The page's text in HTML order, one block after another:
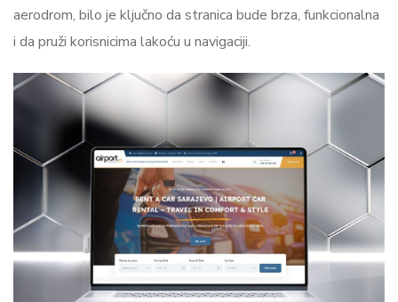
aerodrom, bilo je ključno da stranica bude brza, funkcionalna
i da pruži korisnicima lakoću u navigaciji.